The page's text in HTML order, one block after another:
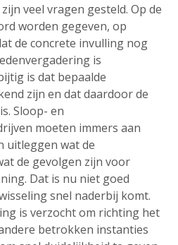
veel vragen gesteld. Op de
worden gegeven, op
de concrete invulling nog
is
is dat bepaalde
zijn en dat daardoor de
Sloop- en
moeten immers aan
uitleggen wat de
de gevolgen zijn voor
Dat is nu niet goed
snel naderbij komt.
is verzocht om richting het
betrokken instanties